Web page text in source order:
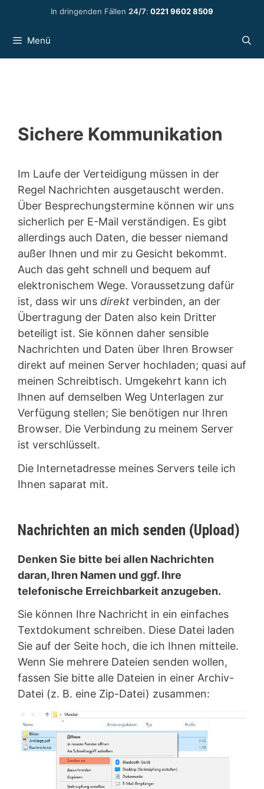
springen
In dringenden Fällen 24/7: 0221 9602 8509
Menü
Sichere Kommunikation
Im Laufe der Verteidigung müssen in der
Regel Nachrichten ausgetauscht werden.
Über Besprechungstermine können wir uns
sicherlich per E-Mail verständigen. Es gibt
allerdings auch Daten, die besser niemand
außer Ihnen und mir zu Gesicht bekommt.
Auch das geht schnell und bequem auf
elektronischem Wege. Voraussetzung dafür
ist, dass wir uns direkt verbinden, an der
Übertragung der Daten also kein Dritter
beteiligt ist. Sie können daher sensible
Nachrichten und Daten über Ihren Browser
direkt auf meinen Server hochladen; quasi auf
meinen Schreibtisch. Umgekehrt kann ich
Ihnen auf demselben Weg Unterlagen zur
Verfügung stellen; Sie benötigen nur Ihren
Browser. Die Verbindung zu meinem Server
ist verschlüsselt.
Die Internetadresse meines Servers teile ich
Ihnen saparat mit.
Nachrichten an mich senden (Upload)
Denken Sie bitte bei allen Nachrichten
daran, Ihren Namen und ggf. Ihre
telefonische Erreichbarkeit anzugeben.
Sie können Ihre Nachricht in ein einfaches
Textdokument schreiben. Diese Datei laden
Sie auf der Seite hoch, die ich Ihnen mitteile.
Wenn Sie mehrere Dateien senden wollen,
fassen Sie bitte alle Dateien in einer Archiv-
Datei (z. B. eine Zip-Datei) zusammen: